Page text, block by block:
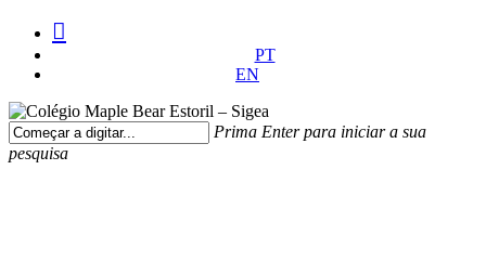
facebook
instagram
medium
PT
EN
Prima Enter para iniciar a sua
pesquisa